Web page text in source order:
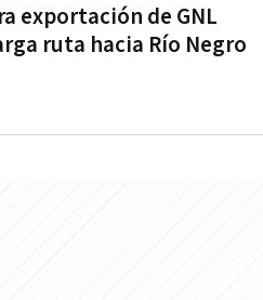
exportación de GNL
ruta hacia Río Negro